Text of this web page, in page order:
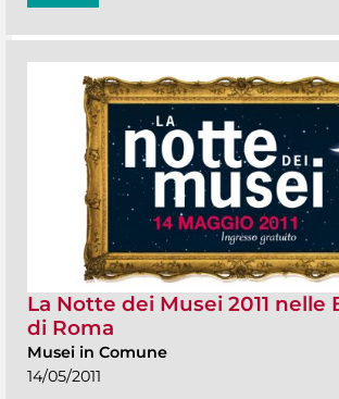
La Notte dei Musei 2011 nelle
di Roma
Musei in Comune
14/05/2011